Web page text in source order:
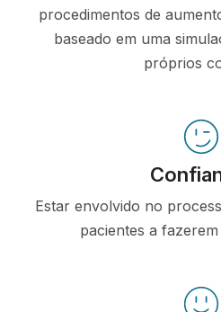
procedimentos de
baseado em uma
próprios
Estar envolvido no
pacientes a